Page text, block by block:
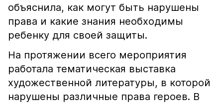
объяснила, как могут быть нарушены
права и какие знания необходимы
ребенку для своей защиты.
На протяжении всего мероприятия
работала тематическая выставка
художественной литературы, в которой
нарушены различные права героев. В